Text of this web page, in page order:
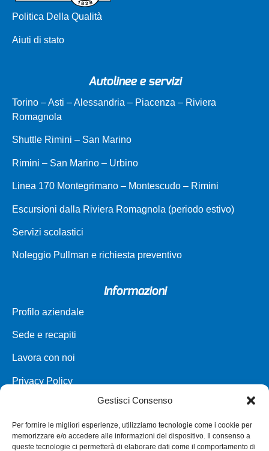
Gestisci Consenso
Per fornire le migliori esperienze, utilizziamo tecnologie come i cookie per
memorizzare e/o accedere alle informazioni del dispositivo. Il consenso a
queste tecnologie ci permetterà di elaborare dati come il comportamento di
Politica Della Qualità
Aiuti di stato
Autolinee e servizi
Torino – Asti – Alessandria – Piacenza – Riviera
Romagnola
Shuttle Rimini – San Marino
Rimini – San Marino – Urbino
Linea 170 Montegrimano – Montescudo – Rimini
Escursioni dalla Riviera Romagnola (periodo estivo)
Servizi scolastici
Noleggio Pullman e richiesta preventivo
Informazioni
Profilo aziendale
Sede e recapiti
Lavora con noi
Privacy Policy
Parco veicoli a noleggio